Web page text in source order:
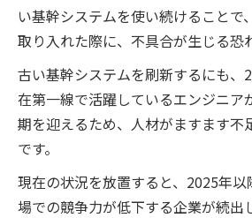
い基幹システムを使い続けることで
取り入れた際に、不具合が生じる恐
古い基幹システムを刷新するにも、
在第一線で活躍しているエンジニア
期を迎えるため、人材がますます不
です。
現在の状況を放置すると、2025年
場での競争力が低下する企業が続出